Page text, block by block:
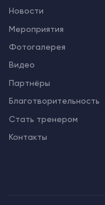
Новости
Мероприятия
Фотогалерея
Видео
Партнёры
Благотворительность
Стать тренером
Контакты